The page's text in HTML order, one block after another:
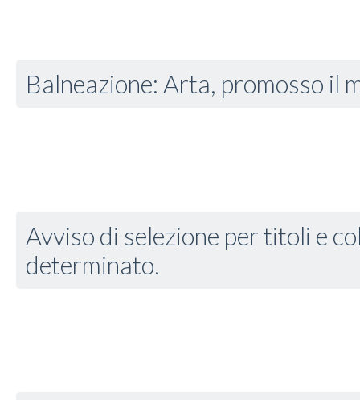
Balneazione: Arta, promosso il
Avviso di selezione per titoli e
determinato.